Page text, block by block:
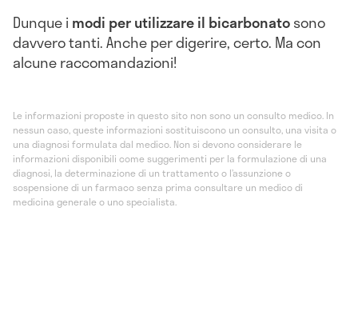
Dunque i modi per utilizzare il bicarbonatosono
davvero tanti. Anche per digerire, certo. Ma con
alcune raccomandazioni!
Le informazioni proposte in questo sito non sono un consulto medico. In
nessun caso, queste informazioni sostituiscono un consulto, una visita o
una diagnosi formulata dal medico. Non si devono considerare le
informazioni disponibili come suggerimenti per la formulazione di una
diagnosi, la determinazione di un trattamento o l’assunzione o
sospensione di un farmaco senza prima consultare un medico di
medicina generale o uno specialista.